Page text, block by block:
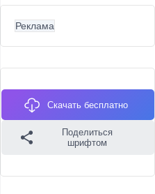
Реклама
Скачать бесплатно
Поделиться
шрифтом